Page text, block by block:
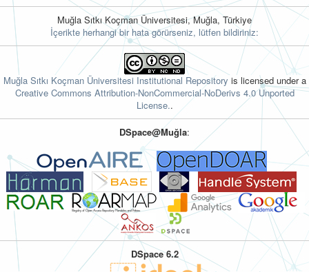
Muğla Sıtkı Koçman Üniversitesi, Muğla, Türkiye
İçerikte herhangi bir hata görürseniz, lütfen bildiriniz:
Muğla Sıtkı Koçman Üniversitesi Institutional Repository is licensed under a
Creative Commons Attribution-NonCommercial-NoDerivs 4.0 Unported
License..
DSpace@Muğla:
DSpace 6.2